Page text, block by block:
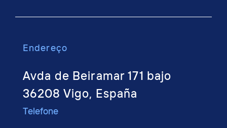
Endereço
Avda de Beiramar 171 bajo
36208 Vigo, España
Telefone